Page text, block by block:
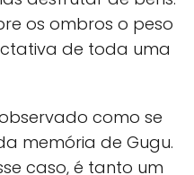
os ombros o peso
de toda uma
como se
memória de Gugu.
caso, é tanto um